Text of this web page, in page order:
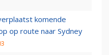
komende
op route naar Sydney